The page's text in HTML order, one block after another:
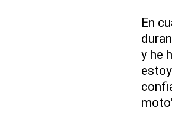
En
y he